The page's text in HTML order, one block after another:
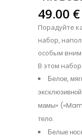
49.00 €
Порадуйте
набор,
особым
В этом
Белое,
мамы»
тело.
Белые